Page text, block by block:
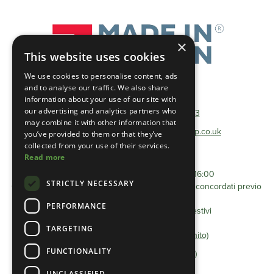
Telefono:01493 801600
Telefono gratuito:0333 0384 103
Posta elettronica:info@heathlandgroup.co.uk
Dal lunedì al venerdì dalle 8:00 alle 16:00
Gli appuntamenti dopo le 16:00 possono essere concordati previo
Chiuso sabato, domenica e giorni festivi
Informativa sulla privacy (Regno Unito)
Politica sui cookie (Regno Unito)
×
This website uses cookies
We use cookies to personalise content, ads
and to analyse our traffic. We also share
information about your use of our site with
our advertising and analytics partners who
may combine it with other information that
you’ve provided to them or that they’ve
collected from your use of their services.
Read more
STRICTLY NECESSARY
PERFORMANCE
TARGETING
FUNCTIONALITY